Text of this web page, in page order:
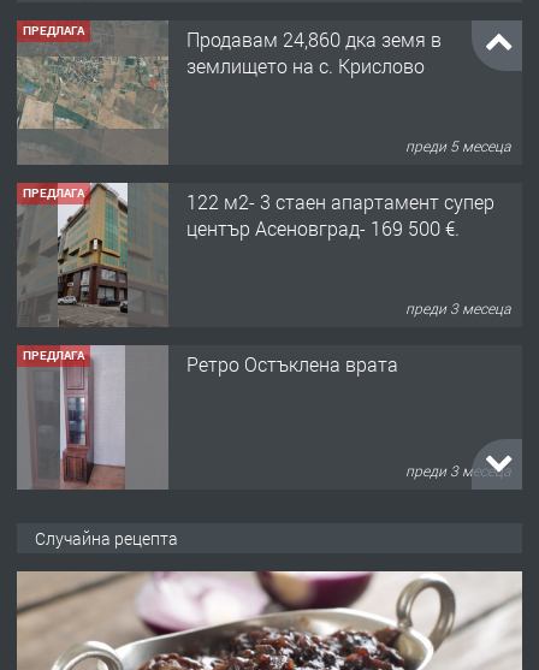
ПРЕДЛАГА
Продавам 24,860 дка земя в
землището на с. Крислово
преди 5 месеца
ПРЕДЛАГА
122 м2- 3 стаен апартамент супер
център Асеновград- 169 500 €.
преди 3 месеца
ПРЕДЛАГА Ретро Остъклена врата
преди 3 месеца
преди 10 месеца
Случайна рецепта